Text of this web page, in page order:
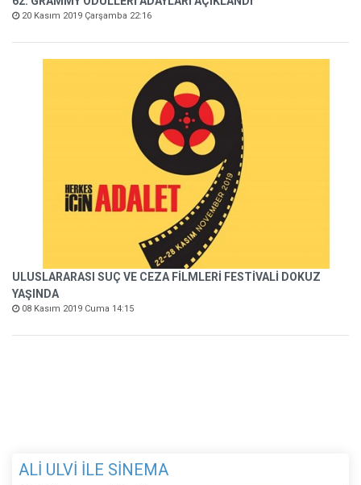
20 Kasım 2019 Çarşamba 22:16
ULUSLARARASI SUÇ VE CEZA FİLMLERİ FESTİVALİ DOKUZ
YAŞINDA
08 Kasım 2019 Cuma 14:15
ALİ ULVİ İLE SİNEMA